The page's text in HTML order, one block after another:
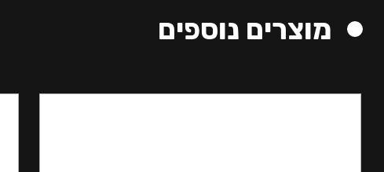
מוצרים נוספים